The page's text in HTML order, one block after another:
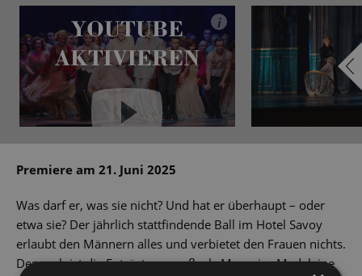
YOUTUBE
AKTIVIEREN
i
Premiere am 21. Juni 2025
Was darf er, was sie nicht? Und hat er überhaupt – oder
etwa sie? Der jährlich stattfindende Ball im Hotel Savoy
erlaubt den Männern alles und verbietet den Frauen nichts.
Dennoch ist die Entrüstung groß, als Marquise Madeleine